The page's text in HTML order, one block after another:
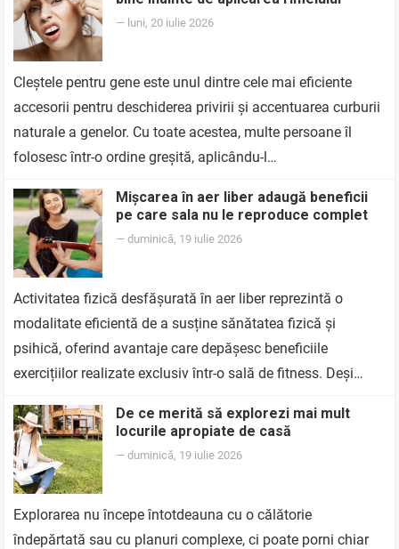
— luni, 20 iulie 2026
Cleștele pentru gene este unul dintre cele mai eficiente
accesorii pentru deschiderea privirii și accentuarea curburii
naturale a genelor. Cu toate acestea, multe persoane îl
folosesc într-o ordine greșită, aplicându-l…
Mișcarea în aer liber adaugă beneficii
pe care sala nu le reproduce complet
—duminică, 19 iulie 2026
Activitatea fizică desfășurată în aer liber reprezintă o
modalitate eficientă de a susține sănătatea fizică și
psihică, oferind avantaje care depășesc beneficiile
exercițiilor realizate exclusiv într-o sală de fitness. Deși…
De ce merită să explorezi mai mult
locurile apropiate de casă
—duminică, 19 iulie 2026
Explorarea nu începe întotdeauna cu o călătorie
îndepărtată sau cu planuri complexe, ci poate porni chiar